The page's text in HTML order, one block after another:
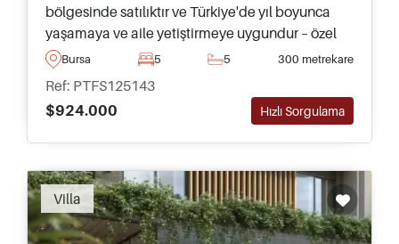
bölgesinde satılıktır ve Türkiye'de yıl boyunca
yaşamaya ve aile yetiştirmeye uygundur – özel
bahçeler ve büyük yüzme havuzları ile
Bursa 5 5 300 metrekare
Ref: PTFS125143
$924.000
Hızlı Sorgulama
Villa